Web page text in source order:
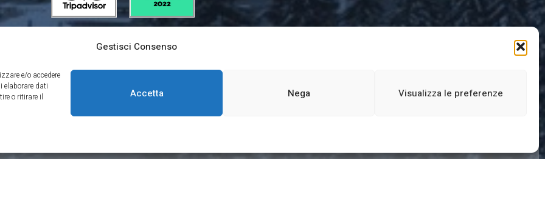
Gestisci Consenso
e/o accedere
elaborare dati
o ritirare il
Accetta Nega Visualizza le preferenze